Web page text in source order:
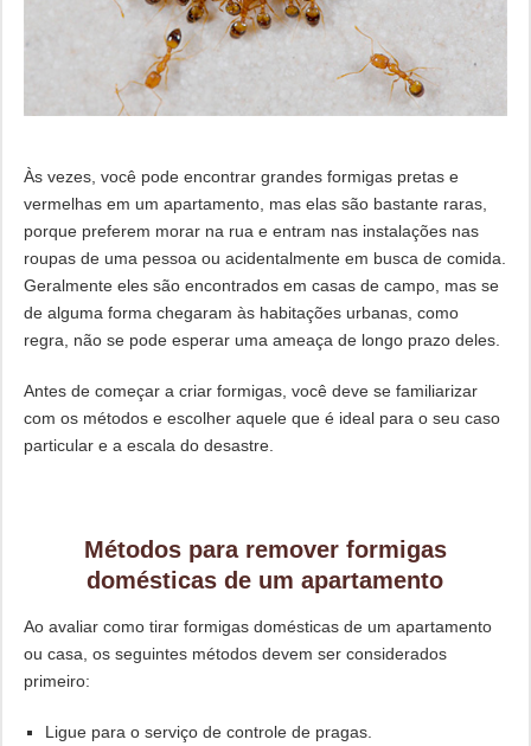
Às vezes, você pode encontrar grandes formigas pretas e
vermelhas em um apartamento, mas elas são bastante raras,
porque preferem morar na rua e entram nas instalações nas
roupas de uma pessoa ou acidentalmente em busca de comida.
Geralmente eles são encontrados em casas de campo, mas se
de alguma forma chegaram às habitações urbanas, como
regra, não se pode esperar uma ameaça de longo prazo deles.
Antes de começar a criar formigas, você deve se familiarizar
com os métodos e escolher aquele que é ideal para o seu caso
particular e a escala do desastre.
Métodos para remover formigas
domésticas de um apartamento
Ao avaliar como tirar formigas domésticas de um apartamento
ou casa, os seguintes métodos devem ser considerados
primeiro:
Ligue para o serviço de controle de pragas.